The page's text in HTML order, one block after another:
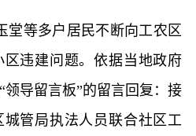
等多户居民不断向工农区
违建问题。依据当地政府
领导留言板”的留言回复：接
管局执法人员联合社区工